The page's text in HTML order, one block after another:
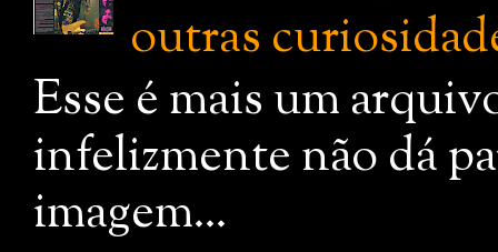
outras
Esse é mais um
infelizmente não dá
imagem...